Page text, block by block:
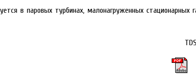
в паровых турбинах, малонагруженных стационарных